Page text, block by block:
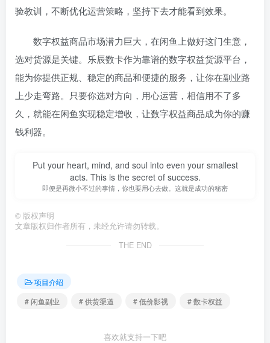
验教训，不断优化运营策略，坚持下去才能看到效果。
数字权益商品市场潜力巨大，在闲鱼上做好这门生意，
选对货源是关键。乐辰数卡作为靠谱的数字权益货源平台，
能为你提供正规、稳定的商品和便捷的服务，让你在副业路
上少走弯路。只要你选对方向，用心运营，相信用不了多
久，就能在闲鱼实现稳定增收，让数字权益商品成为你的赚
钱利器。
Put your heart, mind, and soul into even your smallest
acts. This is the secret of success.
即便是再微小不过的事情，你也要用心去做。这就是成功的秘密
© 版权声明
文章版权归作者所有，未经允许请勿转载。
THE END
项目介绍
# 闲鱼副业
# 供货渠道 # 低价影视 # 数卡权益
喜欢就支持一下吧